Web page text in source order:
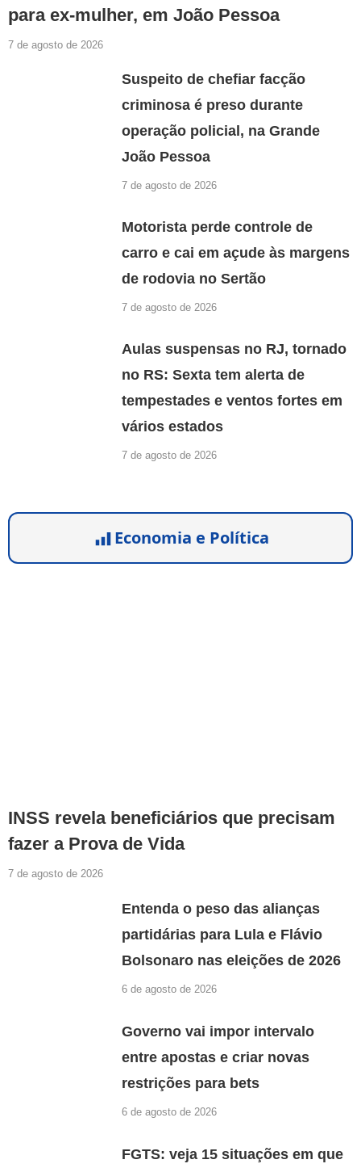
para ex-mulher, em João Pessoa
7 de agosto de 2026
Suspeito de chefiar facção
criminosa é preso durante
operação policial, na Grande
João Pessoa
7 de agosto de 2026
Motorista perde controle de
carro e cai em açude às margens
de rodovia no Sertão
7 de agosto de 2026
Aulas suspensas no RJ, tornado
no RS: Sexta tem alerta de
tempestades e ventos fortes em
vários estados
7 de agosto de 2026
Economia e Política
INSS revela beneficiários que precisam
fazer a Prova de Vida
7 de agosto de 2026
Entenda o peso das alianças
partidárias para Lula e Flávio
Bolsonaro nas eleições de 2026
6 de agosto de 2026
Governo vai impor intervalo
entre apostas e criar novas
restrições para bets
6 de agosto de 2026
FGTS: veja 15 situações em que